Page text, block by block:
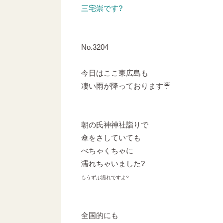
三宅崇です?
No.3204
今日はここ東広島も
凄い雨が降っております☔
朝の氏神神社詣りで
傘をさしていても
べちゃくちゃに
濡れちゃいました?
もうずぶ濡れですよ?
全国的にも